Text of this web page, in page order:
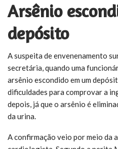
Arsênio
depósito
A suspeita de envenenamento
secretária, quando uma
arsênio escondido em um
dificuldades para comprovar a
depois, já que o arsênio é
da urina.
A confirmação veio por meio da